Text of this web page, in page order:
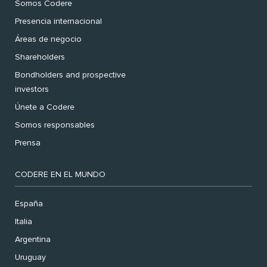
Somos Codere
Presencia internacional
Áreas de negocio
Shareholders
Bondholders and prospective
investors
Únete a Codere
Somos responsables
Prensa
CODERE EN EL MUNDO
España
Italia
Argentina
Uruguay